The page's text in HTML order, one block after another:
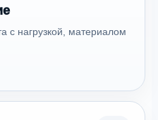
с нагрузкой, материалом